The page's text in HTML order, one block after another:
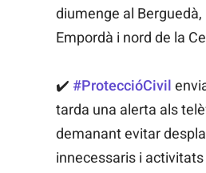
diumenge al Berguedà,
Empordà i nord de la
✔️ #ProteccióCivil
tarda una alerta als
demanant evitar
innecessaris i